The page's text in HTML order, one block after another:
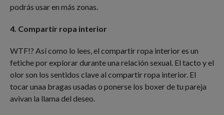
podrás usar en más zonas.
4. Compartir ropa interior
WTF!? Así como lo lees, el compartir ropa interior es un
fetiche por explorar durante una relación sexual. El tacto y el
olor son los sentidos clave al compartir ropa interior. El
tocar unaa bragas usadas o ponerse los boxer de tu pareja
avivan la llama del deseo.